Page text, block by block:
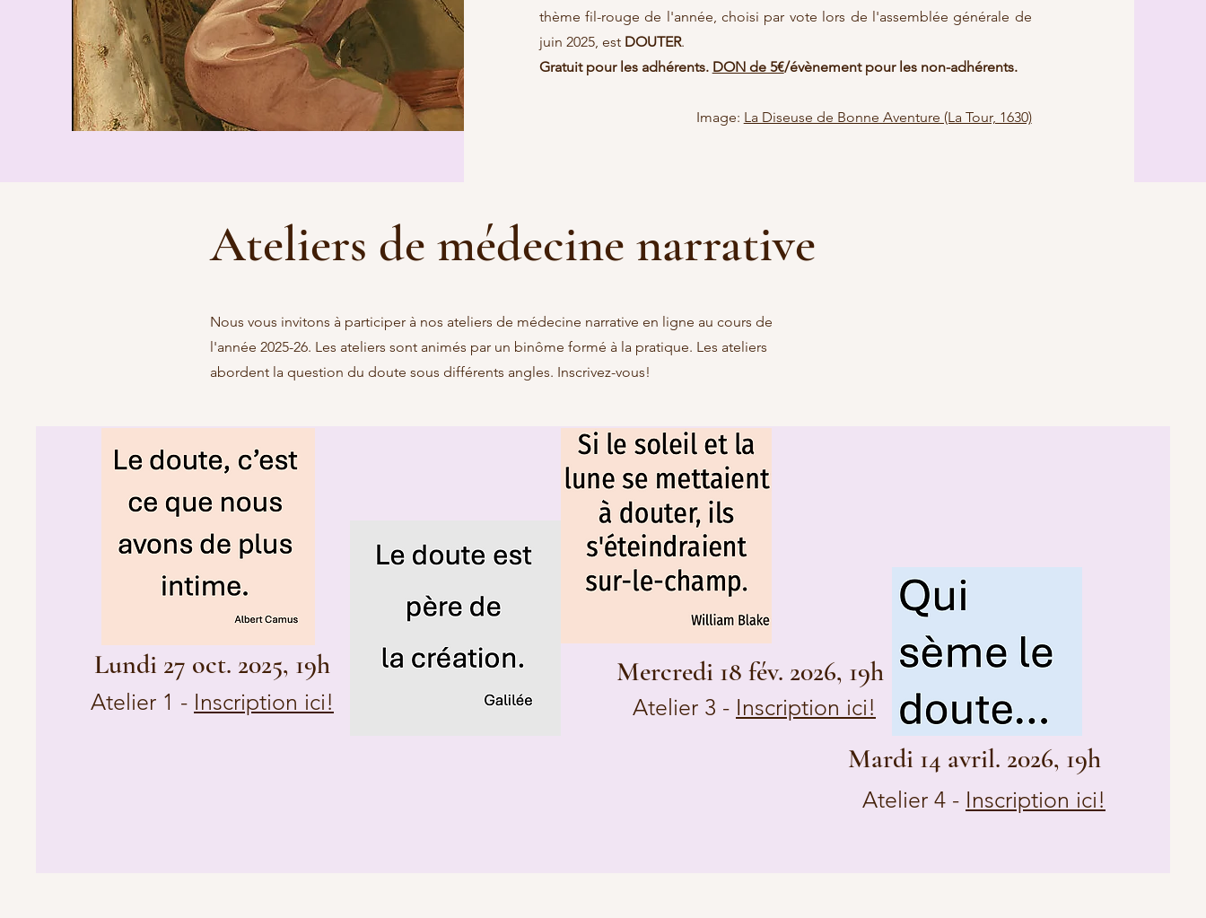
thème fil-rouge de l'année, choisi par vote lors de l'assemblée générale de
juin 2025, est DOUTER.
Gratuit pour les adhérents. DON de 5€/évènement pour les non-adhérents.
Image: La Diseuse de Bonne Aventure (La Tour, 1630)
Ateliers de médecine narrative
Nous vous invitons à participer à nos ateliers de médecine narrative en ligne au cours de
l'année 2025-26. Les ateliers sont animés par un binôme formé à la pratique. Les ateliers
abordent la question du doute sous différents angles. Inscrivez-vous!
Lundi 27 oct. 2025, 19h
Atelier 1 - Inscription ici!
Mercredi 18 fév. 2026, 19h
Atelier 3 - Inscription ici!
Mardi 14 avril. 2026, 19h
Atelier 4 - Inscription ici!